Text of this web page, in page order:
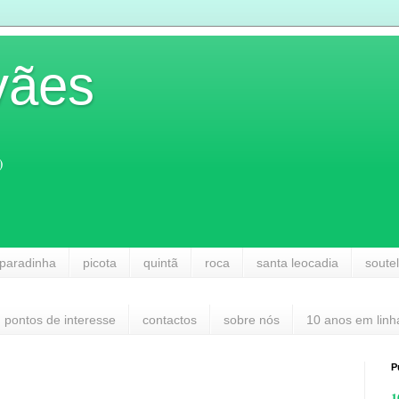
picota quintã roca santa leocadia
pontos de interesse contactos sobre nós 10 anos em